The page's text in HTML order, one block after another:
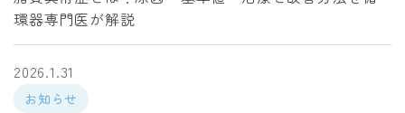
環器専門医が解説
2026.1.31
お知らせ